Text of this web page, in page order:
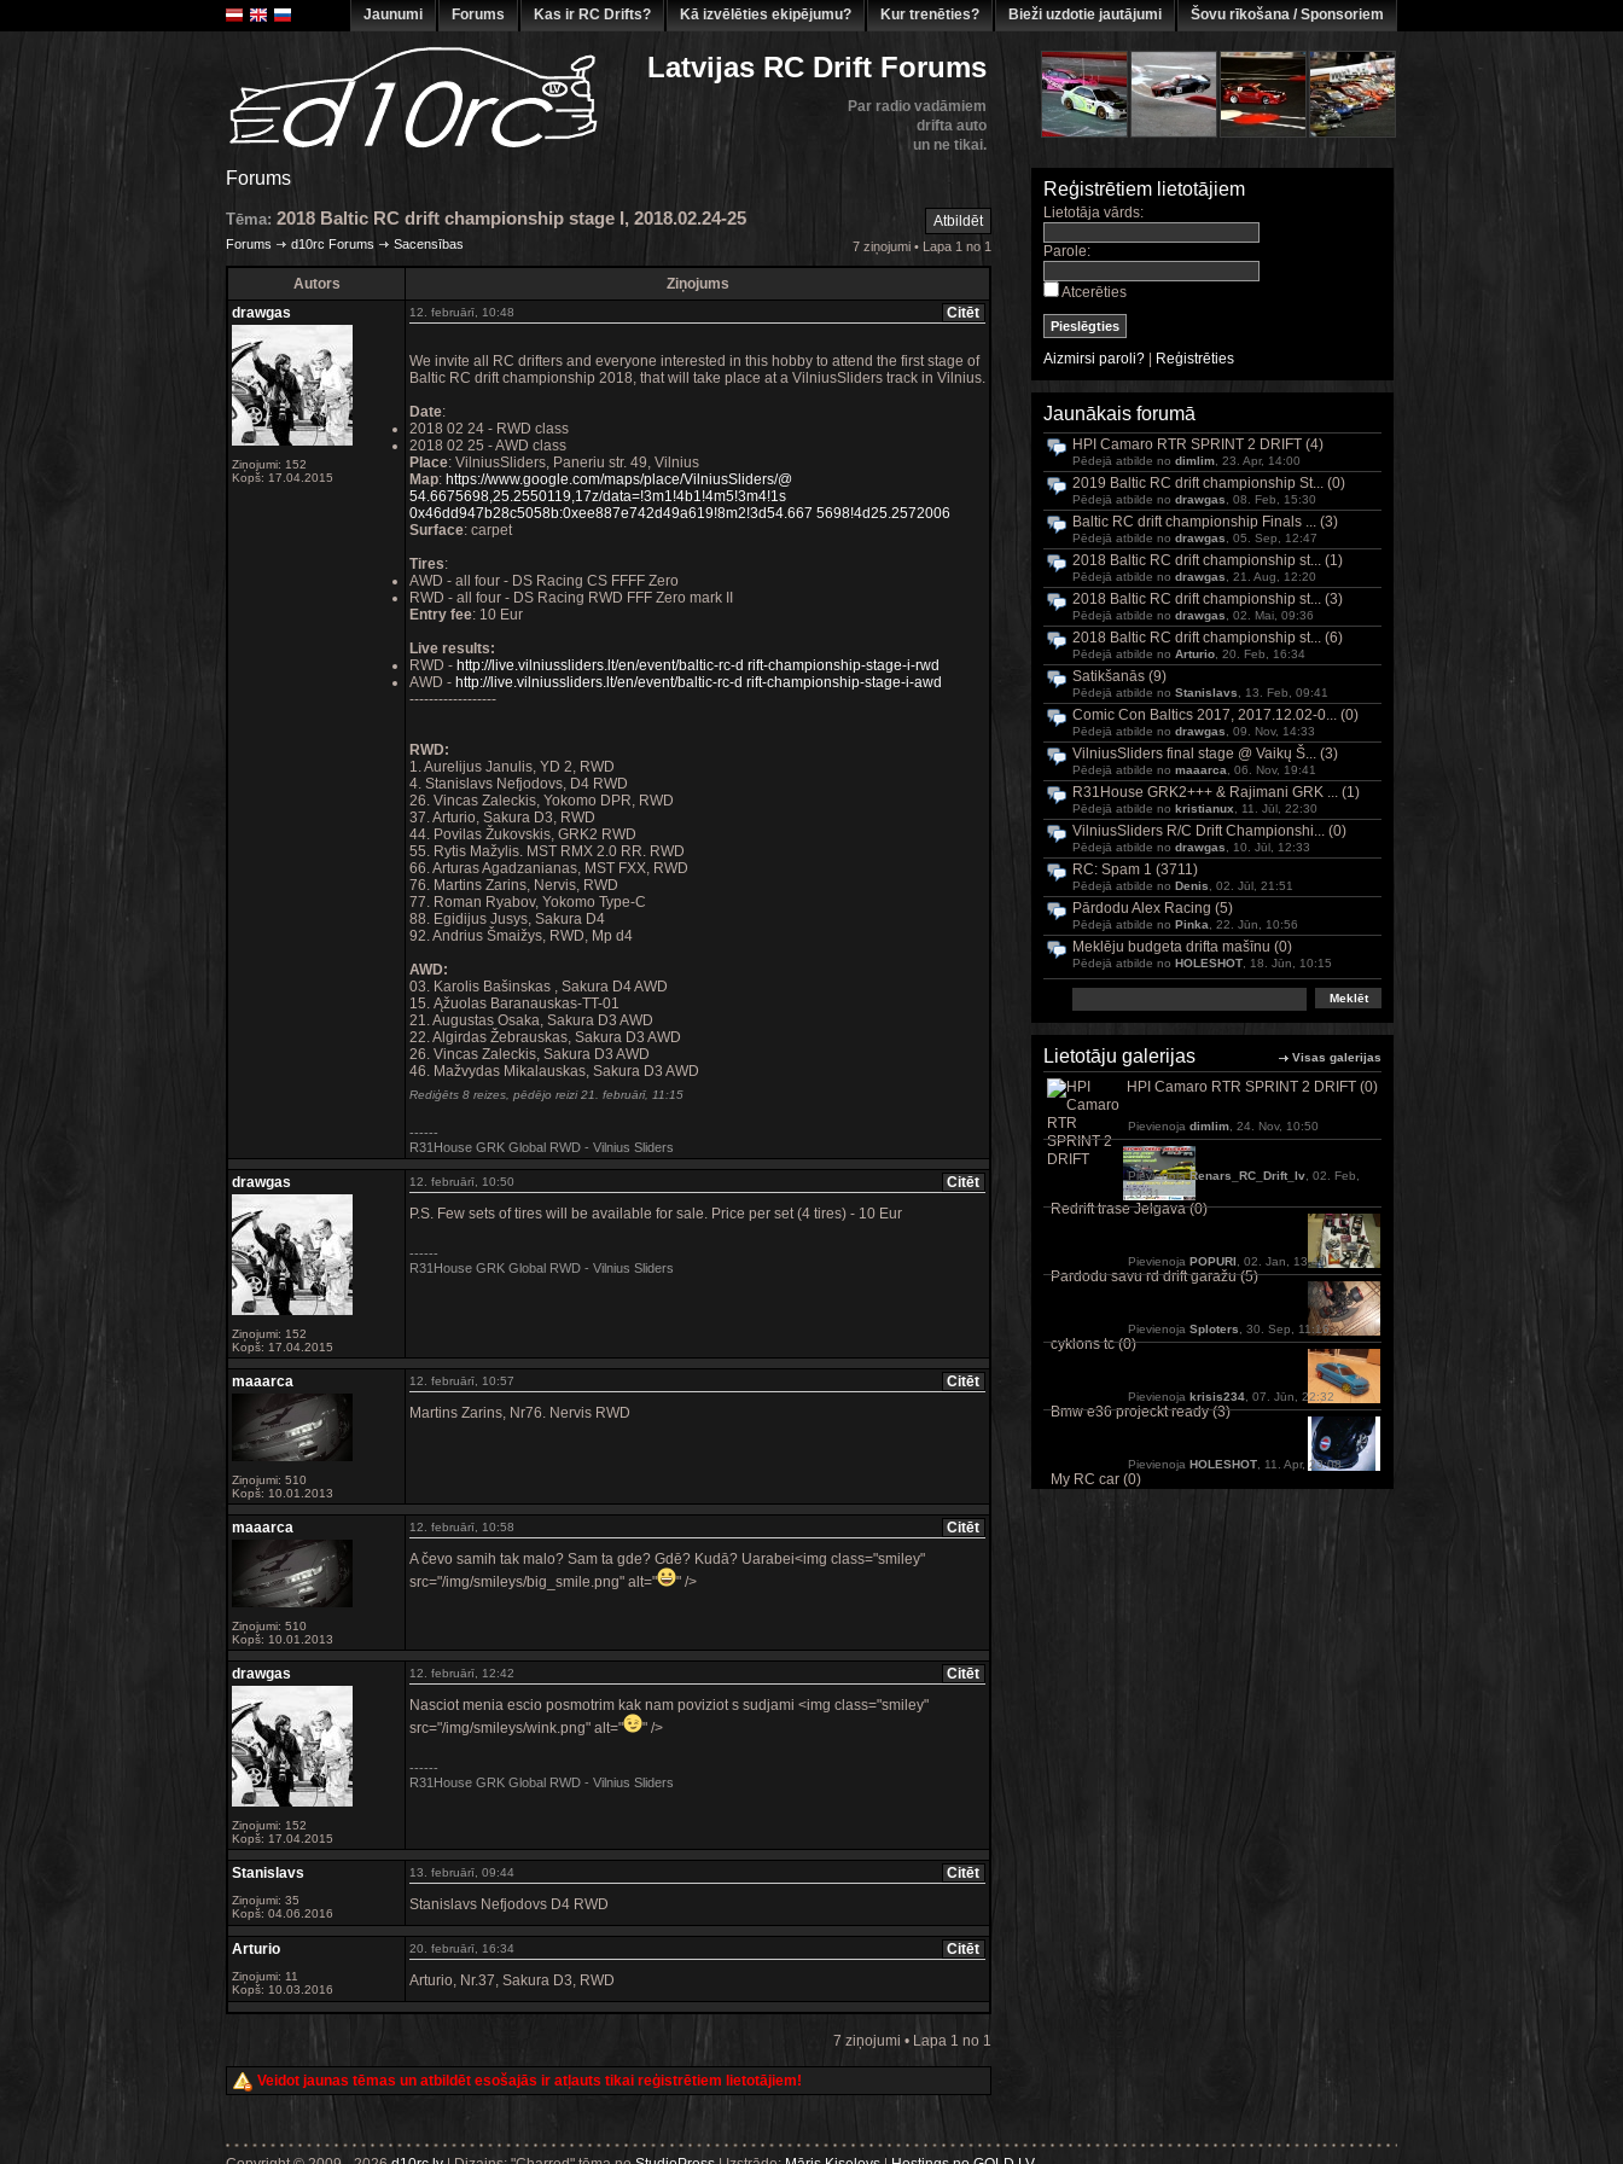
Jaunumi Forums Kas ir RC Drifts? Kā izvēlēties ekipējumu? Kur trenēties? Bieži uzdotie jautājumi Šovu rīkošana / Sponsoriem
Latvijas RC Drift Forums
Par radio vadāmiem
drifta auto
un ne tikai.
Forums
Atbildēt
Tēma: 2018 Baltic RC drift championship stage I, 2018.02.24-25
7 ziņojumi • Lapa 1 no 1
Forums d10rc Forums Sacensības
Autors
Ziņojums
drawgas
Ziņojumi: 152
Kopš: 17.04.2015
Citēt
12. februārī, 10:48
We invite all RC drifters and everyone interested in this hobby to attend the first stage of
Baltic RC drift championship 2018, that will take place at a VilniusSliders track in Vilnius.
Date:
2018 02 24 - RWD class
2018 02 25 - AWD class
Place: VilniusSliders, Paneriu str. 49, Vilnius
Map: https://www.google.com/maps/place/VilniusSliders/@
54.6675698,25.2550119,17z/data=!3m1!4b1!4m5!3m4!1s
0x46dd947b28c5058b:0xee887e742d49a619!8m2!3d54.667 5698!4d25.2572006
Surface: carpet
Tires:
AWD - all four - DS Racing CS FFFF Zero
RWD - all four - DS Racing RWD FFF Zero mark II
Entry fee: 10 Eur
Live results:
RWD - http://live.vilniussliders.lt/en/event/baltic-rc-d rift-championship-stage-i-rwd
AWD - http://live.vilniussliders.lt/en/event/baltic-rc-d rift-championship-stage-i-awd
------------------
RWD:
1. Aurelijus Janulis, YD 2, RWD
4. Stanislavs Nefjodovs, D4 RWD
26. Vincas Zaleckis, Yokomo DPR, RWD
37. Arturio, Sakura D3, RWD
44. Povilas Žukovskis, GRK2 RWD
55. Rytis Mažylis. MST RMX 2.0 RR. RWD
66. Arturas Agadzanianas, MST FXX, RWD
76. Martins Zarins, Nervis, RWD
77. Roman Ryabov, Yokomo Type-C
88. Egidijus Jusys, Sakura D4
92. Andrius Šmaižys, RWD, Mp d4
AWD:
03. Karolis Bašinskas , Sakura D4 AWD
15. Ąžuolas Baranauskas-TT-01
21. Augustas Osaka, Sakura D3 AWD
22. Algirdas Žebrauskas, Sakura D3 AWD
26. Vincas Zaleckis, Sakura D3 AWD
46. Mažvydas Mikalauskas, Sakura D3 AWD
Rediģēts 8 reizes, pēdējo reizi 21. februārī, 11:15
------
R31House GRK Global RWD - Vilnius Sliders
drawgas
Ziņojumi: 152
Kopš: 17.04.2015
Citēt
12. februārī, 10:50
P.S. Few sets of tires will be available for sale. Price per set (4 tires) - 10 Eur
------
R31House GRK Global RWD - Vilnius Sliders
maaarca
Ziņojumi: 510
Kopš: 10.01.2013
Citēt
12. februārī, 10:57
Martins Zarins, Nr76. Nervis RWD
maaarca
Ziņojumi: 510
Kopš: 10.01.2013
Citēt
12. februārī, 10:58
A čevo samih tak malo? Sam ta gde? Gdē? Kudā? Uarabei<img class="smiley"
src="/img/smileys/big_smile.png" alt="
" />
drawgas
Ziņojumi: 152
Kopš: 17.04.2015
Citēt
12. februārī, 12:42
Nasciot menia escio posmotrim kak nam poviziot s sudjami <img class="smiley"
src="/img/smileys/wink.png" alt="
" />
------
R31House GRK Global RWD - Vilnius Sliders
Stanislavs
Ziņojumi: 35
Kopš: 04.06.2016
Citēt
13. februārī, 09:44
Stanislavs Nefjodovs D4 RWD
Arturio
Ziņojumi: 11
Kopš: 10.03.2016
Citēt
20. februārī, 16:34
Arturio, Nr.37, Sakura D3, RWD
7 ziņojumi • Lapa 1 no 1
Veidot jaunas tēmas un atbildēt esošajās ir atļauts tikai reģistrētiem lietotājiem!
Reģistrētiem lietotājiem
Lietotāja vārds:
Parole:
Atcerēties
Aizmirsi paroli? Reģistrēties
Jaunākais forumā
HPI Camaro RTR SPRINT 2 DRIFT (4)
Pēdejā atbilde no dimlim , 23. Apr, 14:00
2019 Baltic RC drift championship St... (0)
Pēdejā atbilde no drawgas , 08. Feb, 15:30
Baltic RC drift championship Finals ... (3)
Pēdejā atbilde no drawgas , 05. Sep, 12:47
2018 Baltic RC drift championship st... (1)
Pēdejā atbilde no drawgas , 21. Aug, 12:20
2018 Baltic RC drift championship st... (3)
Pēdejā atbilde no drawgas , 02. Mai, 09:36
2018 Baltic RC drift championship st... (6)
Pēdejā atbilde no Arturio , 20. Feb, 16:34
Satikšanās (9)
Pēdejā atbilde no Stanislavs , 13. Feb, 09:41
Comic Con Baltics 2017, 2017.12.02-0... (0)
Pēdejā atbilde no drawgas , 09. Nov, 14:33
VilniusSliders final stage @ Vaikų Š... (3)
Pēdejā atbilde no maaarca , 06. Nov, 19:41
R31House GRK2+++ & Rajimani GRK ... (1)
Pēdejā atbilde no kristianux , 11. Jūl, 22:30
VilniusSliders R/C Drift Championshi... (0)
Pēdejā atbilde no drawgas , 10. Jūl, 12:33
RC: Spam 1 (3711)
Pēdejā atbilde no Denis , 02. Jūl, 21:51
Pārdodu Alex Racing (5)
Pēdejā atbilde no Pinka , 22. Jūn, 10:56
Meklēju budgeta drifta mašīnu (0)
Pēdejā atbilde no HOLESHOT , 18. Jūn, 10:15
Lietotāju galerijas Visas galerijas
HPI Camaro RTR SPRINT 2 DRIFT (0)
Pievienoja dimlim , 24. Nov, 10:50
Redrift trase Jelgava (0)
PievienojaRenars_RC_Drift_lv , 02. Feb,
13:31
Pardodu savu rd drift garažu (5)
Pievienoja POPURI , 02. Jan, 13:41
cyklons tc (0)
Pievienoja Sploters , 30. Sep, 11:16
Bmw e36 projeckt ready (3)
Pievienoja krisis234 , 07. Jūn, 22:32
My RC car (0)
Pievienoja HOLESHOT , 11. Apr, 23:08